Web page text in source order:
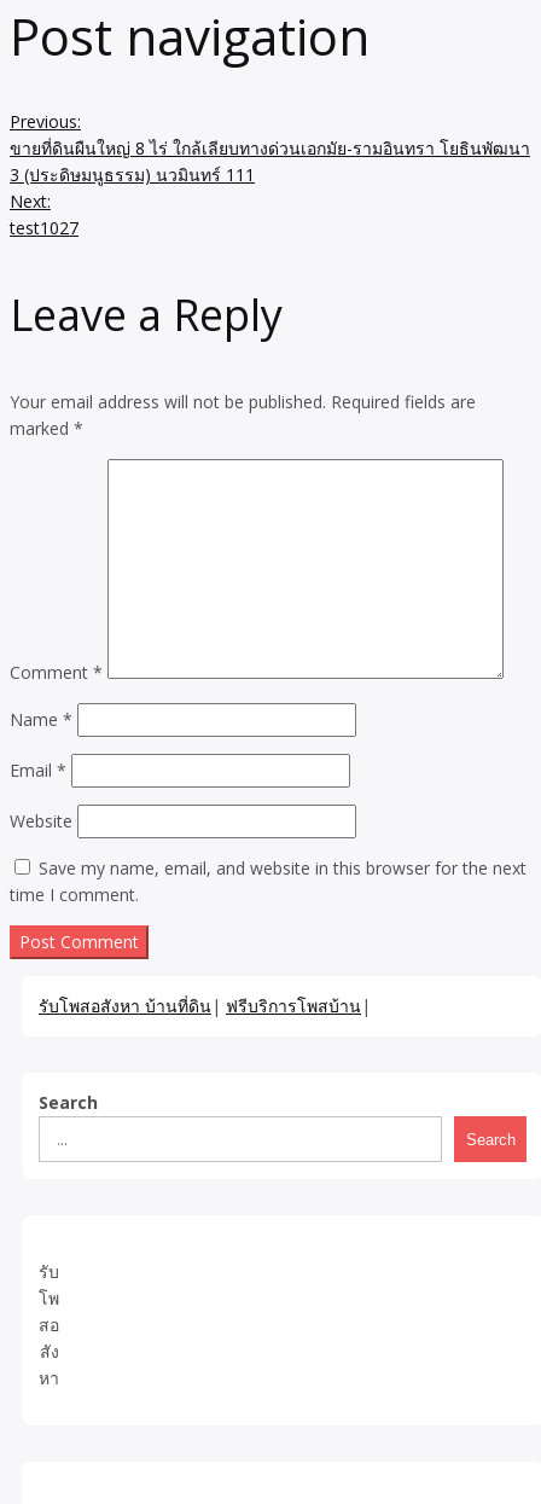
Post navigation
Previous:
ขายที่ดินผืนใหญ่ 8 ไร่ ใกล้เลียบทางด่วนเอกมัย-รามอินทรา โยธินพัฒนา
3 (ประดิษมนูธรรม) นวมินทร์ 111
Next:
test1027
Leave a Reply
Your email address will not be published. Required fields are
marked *
Comment *
Name *
Email *
Website
Save my name, email, and website in this browser for the next
time I comment.
รับโพสอสังหา บ้านที่ดิน| ฟรีบริการโพสบ้าน|
Search
Search
รับ
โพ
สอ
สัง
หา